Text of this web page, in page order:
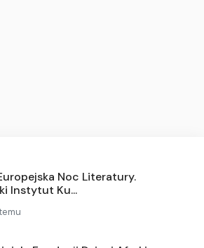
Noc Literatury.
Instytut Ku...